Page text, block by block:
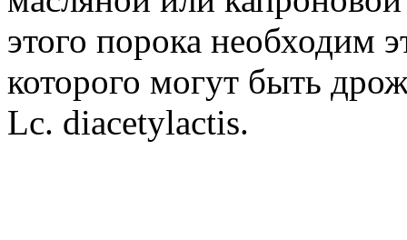
этого порока необходим
которого могут быть
Lc. diacetylactis.